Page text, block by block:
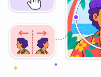
naszego serwera, a
znika w około dwie
przezroczystości,
przezroczysty obszar
Czyta PNG, i całą
lub zip partii. Nie ma